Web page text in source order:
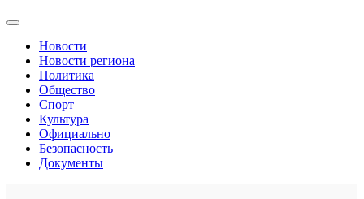
Новости
Новости региона
Политика
Общество
Спорт
Культура
Официально
Безопасность
Документы